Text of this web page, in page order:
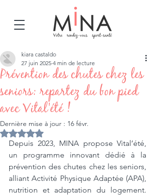
Prévention des chutes chez les
seniors: repartez du bon pied
avec Vital'été !
kiara castaldo
27 juin 2025 4 min de lecture
Dernière mise à jour : 16 févr.
Noté NaN étoiles sur 5.
Depuis 2023, MINA propose Vital’été,
un programme innovant dédié à la
prévention des chutes chez les seniors,
alliant Activité Physique Adaptée (APA),
nutrition et adaptation du logement.